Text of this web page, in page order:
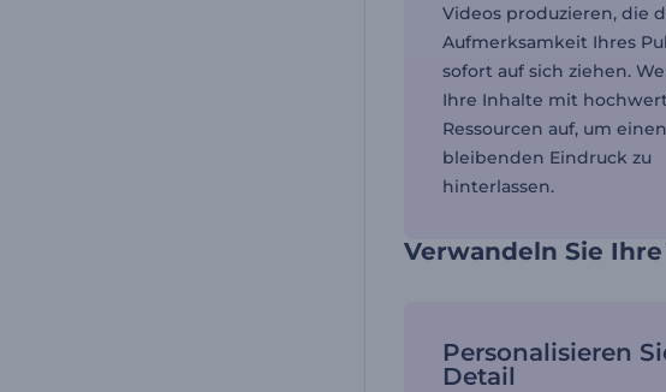
Videos produzieren, die
Aufmerksamkeit Ihres
sofort auf sich ziehen.
Ihre Inhalte mit
Ressourcen auf, um einen
bleibenden Eindruck zu
hinterlassen.
Verwandeln Sie
Personalisieren
Detail